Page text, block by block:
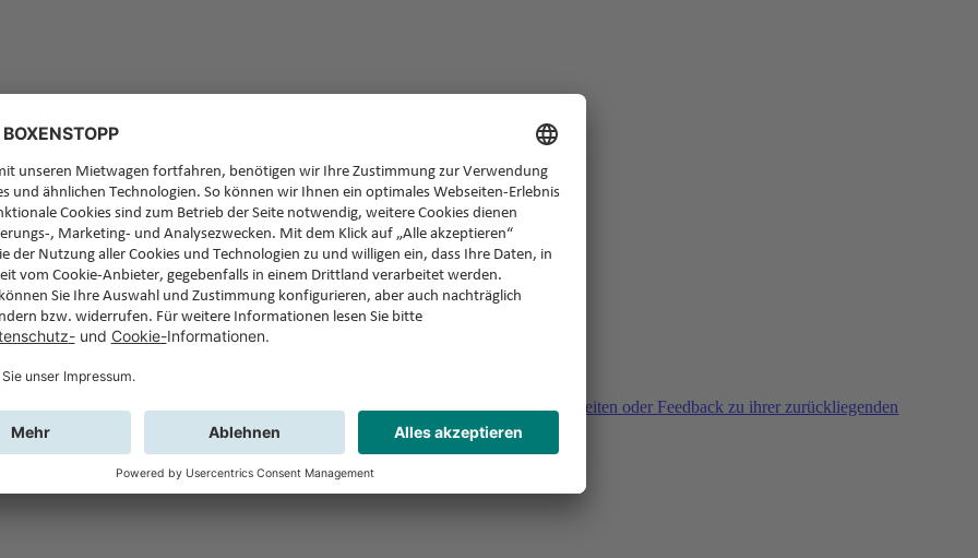
Sie haben Fragen, Unklarheiten oder Feedback zu ihrer zurückliegenden
Buchung?